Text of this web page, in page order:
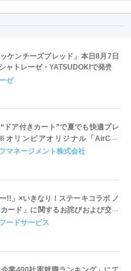
ケンチーズブレッド」本日8月7日
ャトレーゼ・YATSUDOKIで発売
ゼ
ドア付きカート”で夏でも快適プレ
ンピアオリジナル「AirCon
ート）」導入 | ＰＧＭ
マネージメント株式会社
!!」×いきなり！ステーキコラボ ノ
ード」に関するお詫びおよび交換
内
ードサービス